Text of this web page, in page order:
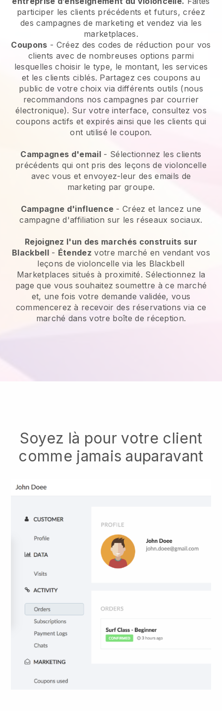
participer les clients précédents et futurs, créez
des campagnes de marketing et vendez via les
marketplaces.
Coupons - Créez des codes de réduction pour vos
clients avec de nombreuses options parmi
lesquelles choisir le type, le montant, les services
et les clients ciblés. Partagez ces coupons au
public de votre choix via différents outils (nous
recommandons nos campagnes par courrier
électronique). Sur votre interface, consultez vos
coupons actifs et expirés ainsi que les clients qui
ont utilisé le coupon.
Campagnes d'email- Sélectionnez les clients
précédents qui ont pris des leçons de violoncelle
avec vous et envoyez-leur des emails de
marketing par groupe.
Campagne d'influence - Créez et lancez une
campagne d'affiliation sur les réseaux sociaux.
Rejoignez l'un des marchés construits sur
Blackbell- Étendez votre marché en vendant vos
leçons de violoncelle via les Blackbell
Marketplaces situés à proximité. Sélectionnez la
page que vous souhaitez soumettre à ce marché
et, une fois votre demande validée, vous
commencerez à recevoir des réservations via ce
marché dans votre boîte de réception.
Soyez là pour votre client
comme jamais auparavant